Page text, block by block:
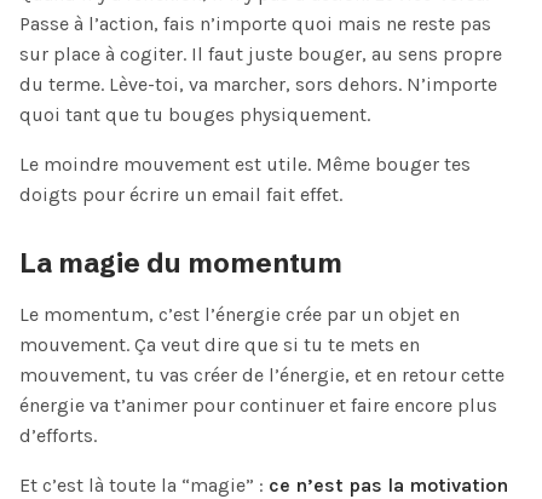
Passe à l’action, fais n’importe quoi mais ne reste pas
sur place à cogiter. Il faut juste bouger, au sens propre
du terme. Lève-toi, va marcher, sors dehors. N’importe
quoi tant que tu bouges physiquement.
Le moindre mouvement est utile. Même bouger tes
doigts pour écrire un email fait effet.
La magie du momentum
Le momentum, c’est l’énergie crée par un objet en
mouvement. Ça veut dire que si tu te mets en
mouvement, tu vas créer de l’énergie, et en retour cette
énergie va t’animer pour continuer et faire encore plus
d’efforts.
Et c’est là toute la “magie” : ce n’est pas la motivation